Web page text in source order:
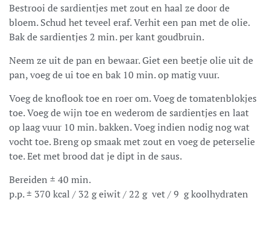
Bestrooi de sardientjes met zout en haal ze door de
bloem. Schud het teveel eraf. Verhit een pan met de olie.
Bak de sardientjes 2 min. per kant goudbruin.
Neem ze uit de pan en bewaar. Giet een beetje olie uit de
pan, voeg de ui toe en bak 10 min. op matig vuur.
Voeg de knoflook toe en roer om. Voeg de tomatenblokjes
toe. Voeg de wijn toe en wederom de sardientjes en laat
op laag vuur 10 min. bakken. Voeg indien nodig nog wat
vocht toe. Breng op smaak met zout en voeg de peterselie
toe. Eet met brood dat je dipt in de saus.
Bereiden ± 40 min.
p.p. ± 370 kcal / 32 g eiwit / 22 g vet / 9 g koolhydraten